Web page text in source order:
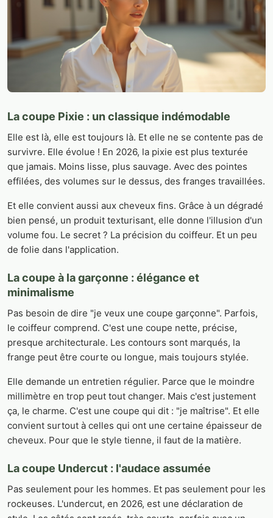
La coupe Pixie : un classique indémodable
Elle est là, elle est toujours là. Et elle ne se contente pas de
survivre. Elle évolue ! En 2026, la pixie est plus texturée
que jamais. Moins lisse, plus sauvage. Avec des pointes
effilées, des volumes sur le dessus, des franges travaillées.
Et elle convient aussi aux cheveux fins. Grâce à un dégradé
bien pensé, un produit texturisant, elle donne l'illusion d'un
volume fou. Le secret ? La précision du coiffeur. Et un peu
de folie dans l'application.
La coupe à la garçonne : élégance et
minimalisme
Pas besoin de dire "je veux une coupe garçonne". Parfois,
le coiffeur comprend. C'est une coupe nette, précise,
presque architecturale. Les contours sont marqués, la
frange peut être courte ou longue, mais toujours stylée.
Elle demande un entretien régulier. Parce que le moindre
millimètre en trop peut tout changer. Mais c'est justement
ça, le charme. C'est une coupe qui dit : "je maîtrise". Et elle
convient surtout à celles qui ont une certaine épaisseur de
cheveux. Pour que le style tienne, il faut de la matière.
La coupe Undercut : l'audace assumée
Pas seulement pour les hommes. Et pas seulement pour les
rockeuses. L'undercut, en 2026, est une déclaration de